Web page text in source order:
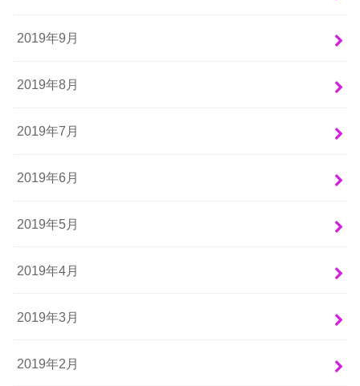
2019年9月
2019年8月
2019年7月
2019年6月
2019年5月
2019年4月
2019年3月
2019年2月